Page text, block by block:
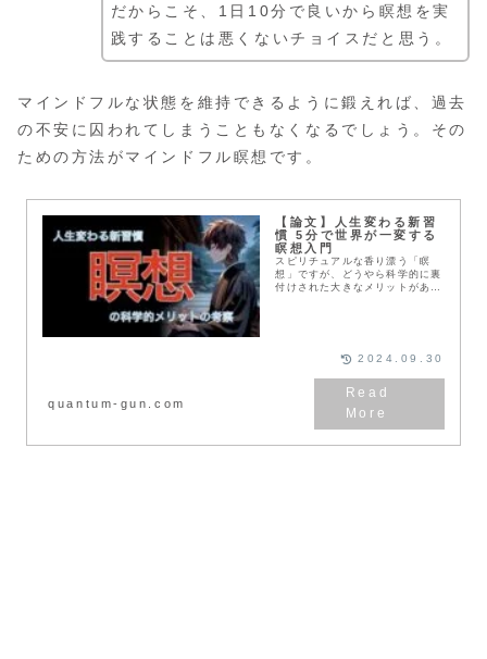
だからこそ、1日10分で良いから瞑想を実
践することは悪くないチョイスだと思う。
マインドフルな状態を維持できるように鍛えれば、過去
の不安に囚われてしまうこともなくなるでしょう。その
ための方法がマインドフル瞑想です。
【論文】人生変わる新習
慣 5分で世界が一変する
瞑想入門
スピリチュアルな香り漂う「瞑
想」ですが、どうやら科学的に裏
付けされた大きなメリットがある
quantum-gun.com
2024.09.30